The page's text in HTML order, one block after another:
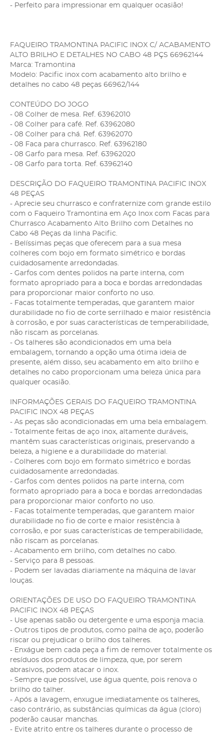
- Perfeito para impressionar em qualquer ocasião!
FAQUEIRO TRAMONTINA PACIFIC INOX C/ ACABAMENTO
ALTO BRILHO E DETALHES NO CABO 48 PÇS 66962144
Marca: Tramontina
Modelo: Pacific inox com acabamento alto brilho e
detalhes no cabo 48 peças 66962/144
CONTEÚDO DO JOGO
- 08 Colher de mesa. Ref. 63962010
- 08 Colher para café. Ref. 63962080
- 08 Colher para chá. Ref. 63962070
- 08 Faca para churrasco. Ref. 63962180
- 08 Garfo para mesa. Ref. 63962020
- 08 Garfo para torta. Ref. 63962140
DESCRIÇÃO DO FAQUEIRO TRAMONTINA PACIFIC INOX
48 PEÇAS
- Aprecie seu churrasco e confraternize com grande estilo
com o Faqueiro Tramontina em Aço Inox com Facas para
Churrasco Acabamento Alto Brilho com Detalhes no
Cabo 48 Peças da linha Pacific.
- Belíssimas peças que oferecem para a sua mesa
colheres com bojo em formato simétrico e bordas
cuidadosamente arredondadas.
- Garfos com dentes polidos na parte interna, com
formato apropriado para a boca e bordas arredondadas
para proporcionar maior conforto no uso.
- Facas totalmente temperadas, que garantem maior
durabilidade no fio de corte serrilhado e maior resistência
à corrosão, e por suas características de temperabilidade,
não riscam as porcelanas.
- Os talheres são acondicionados em uma bela
embalagem, tornando a opção uma ótima ideia de
presente, além disso, seu acabamento em alto brilho e
detalhes no cabo proporcionam uma beleza única para
qualquer ocasião.
INFORMAÇÕES GERAIS DO FAQUEIRO TRAMONTINA
PACIFIC INOX 48 PEÇAS
- As peças são acondicionadas em uma bela embalagem.
- Totalmente feitas de aço inox, altamente duráveis,
mantêm suas características originais, preservando a
beleza, a higiene e a durabilidade do material.
- Colheres com bojo em formato simétrico e bordas
cuidadosamente arredondadas.
- Garfos com dentes polidos na parte interna, com
formato apropriado para a boca e bordas arredondadas
para proporcionar maior conforto no uso.
- Facas totalmente temperadas, que garantem maior
durabilidade no fio de corte e maior resistência à
corrosão, e por suas características de temperabilidade,
não riscam as porcelanas.
- Acabamento em brilho, com detalhes no cabo.
- Serviço para 8 pessoas.
- Podem ser lavadas diariamente na máquina de lavar
louças.
ORIENTAÇÕES DE USO DO FAQUEIRO TRAMONTINA
PACIFIC INOX 48 PEÇAS
- Use apenas sabão ou detergente e uma esponja macia.
- Outros tipos de produtos, como palha de aço, poderão
riscar ou prejudicar o brilho dos talheres.
- Enxágue bem cada peça a fim de remover totalmente os
resíduos dos produtos de limpeza, que, por serem
abrasivos, podem atacar o inox.
- Sempre que possível, use água quente, pois renova o
brilho do talher.
- Após a lavagem, enxugue imediatamente os talheres,
caso contrário, as substâncias químicas da água (cloro)
poderão causar manchas.
- Evite atrito entre os talheres durante o processo de